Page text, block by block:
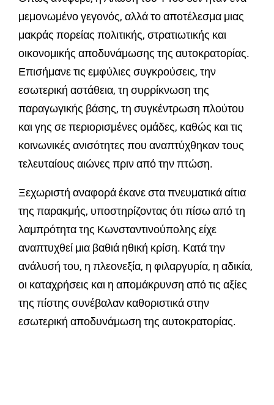
μεμονωμένο γεγονός, αλλά το αποτέλεσμα μιας
μακράς πορείας πολιτικής, στρατιωτικής και
οικονομικής αποδυνάμωσης της αυτοκρατορίας.
Επισήμανε τις εμφύλιες συγκρούσεις, την
εσωτερική αστάθεια, τη συρρίκνωση της
παραγωγικής βάσης, τη συγκέντρωση πλούτου
και γης σε περιορισμένες ομάδες, καθώς και τις
κοινωνικές ανισότητες που αναπτύχθηκαν τους
τελευταίους αιώνες πριν από την πτώση.
Ξεχωριστή αναφορά έκανε στα πνευματικά αίτια
της παρακμής, υποστηρίζοντας ότι πίσω από τη
λαμπρότητα της Κωνσταντινούπολης είχε
αναπτυχθεί μια βαθιά ηθική κρίση. Κατά την
ανάλυσή του, η πλεονεξία, η φιλαργυρία, η αδικία,
οι καταχρήσεις και η απομάκρυνση από τις αξίες
της πίστης συνέβαλαν καθοριστικά στην
εσωτερική αποδυνάμωση της αυτοκρατορίας.